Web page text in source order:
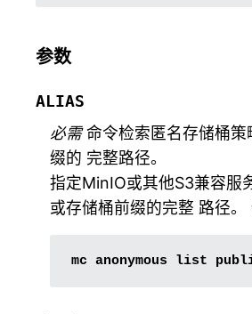
参数
ALIAS
必需命令检索匿名存储桶策
缀的 完整路径。
指定MinIO或其他S3兼容服
或存储桶前缀的完整 路径。
mc anonymous list